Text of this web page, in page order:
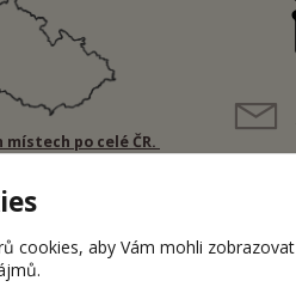
místech po celé ČR.
cookies, aby Vám mohli zobrazovat